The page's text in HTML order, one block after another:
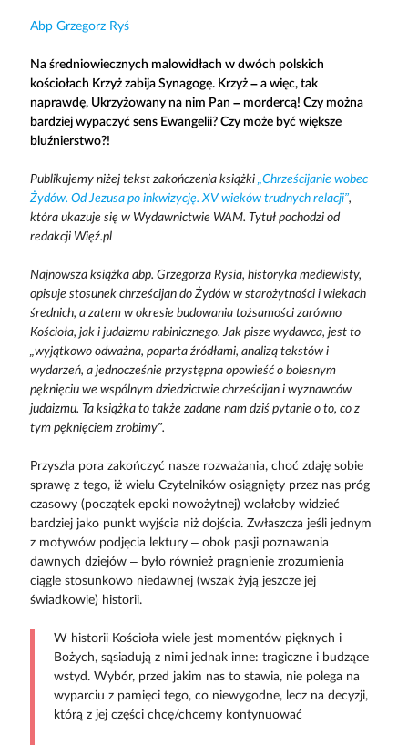
Abp Grzegorz Ryś
Na średniowiecznych malowidłach w dwóch polskich
kościołach Krzyż zabija Synagogę. Krzyż – a więc, tak
naprawdę, Ukrzyżowany na nim Pan – mordercą! Czy można
bardziej wypaczyć sens Ewangelii? Czy może być większe
bluźnierstwo?!
Publikujemy niżej tekst zakończenia książki „Chrześcijanie wobec
Żydów. Od Jezusa po inkwizycję. XV wieków trudnych relacji”,
która ukazuje się w Wydawnictwie WAM. Tytuł pochodzi od
redakcji Więź.pl
Najnowsza książka abp. Grzegorza Rysia, historyka mediewisty,
opisuje stosunek chrześcijan do Żydów w starożytności i wiekach
średnich, a zatem w okresie budowania tożsamości zarówno
Kościoła, jak i judaizmu rabinicznego. Jak pisze wydawca, jest to
„wyjątkowo odważna, poparta źródłami, analizą tekstów i
wydarzeń, a jednocześnie przystępna opowieść o bolesnym
pęknięciu we wspólnym dziedzictwie chrześcijan i wyznawców
judaizmu. Ta książka to także zadane nam dziś pytanie o to, co z
tym pęknięciem zrobimy”.
Przyszła pora zakończyć nasze rozważania, choć zdaję sobie
sprawę z tego, iż wielu Czytelników osiągnięty przez nas próg
czasowy (początek epoki nowożytnej) wolałoby widzieć
bardziej jako punkt wyjścia niż dojścia. Zwłaszcza jeśli jednym
z motywów podjęcia lektury – obok pasji poznawania
dawnych dziejów – było również pragnienie zrozumienia
ciągle stosunkowo niedawnej (wszak żyją jeszcze jej
świadkowie) historii.
W historii Kościoła wiele jest momentów pięknych i
Bożych, sąsiadują z nimi jednak inne: tragiczne i budzące
wstyd. Wybór, przed jakim nas to stawia, nie polega na
wyparciu z pamięci tego, co niewygodne, lecz na decyzji,
którą z jej części chcę/chcemy kontynuować